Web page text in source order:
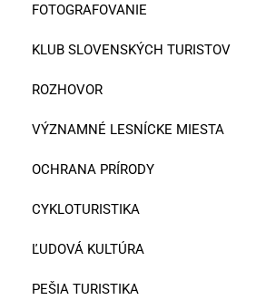
FOTOGRAFOVANIE
KLUB SLOVENSKÝCH TURISTOV
ROZHOVOR
VÝZNAMNÉ LESNÍCKE MIESTA
OCHRANA PRÍRODY
CYKLOTURISTIKA
ĽUDOVÁ KULTÚRA
PEŠIA TURISTIKA